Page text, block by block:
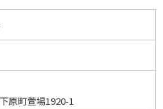
原町萱場1920-1